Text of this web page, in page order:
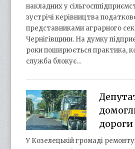
накладних у
зустрічі керівництва
представниками аграрного
Чернігівщини. На думку
роки поширюється практика,
служба блокує…
дороги
У Козелецькій громаді